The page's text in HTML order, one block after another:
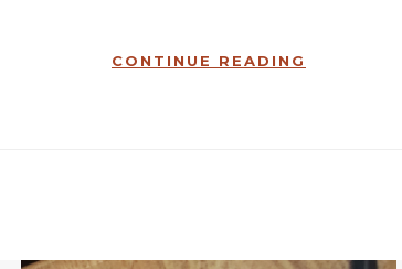
CONTINUE READING